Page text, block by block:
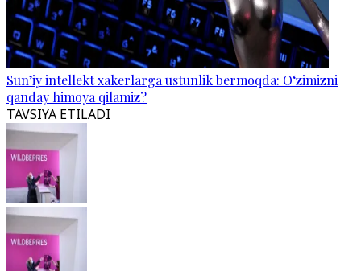
Sun’iy intellekt xakerlarga ustunlik bermoqda: O‘zimizni
qanday himoya qilamiz?
TAVSIYA ETILADI